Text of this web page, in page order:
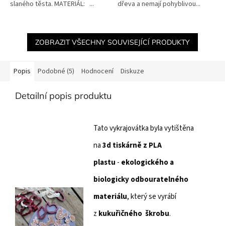
slaného těsta. MATERIÁL: ...
dřeva a nemají pohyblivou...
ZOBRAZIT VŠECHNY SOUVISEJÍCÍ PRODUKTY
Popis Podobné (5) Hodnocení Diskuze
Detailní popis produktu
Tato vykrajovátka byla vytištěna
na3d tiskárně z PLA
plastu - ekologického a
biologicky odbouratelného
materiálu, který se vyrábí
z kukuřičného škrobu.